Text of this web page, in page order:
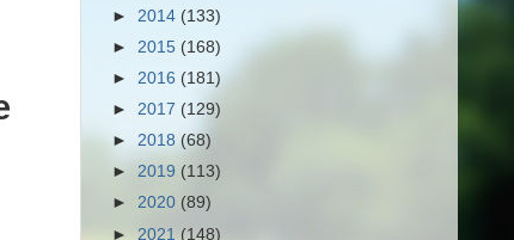
► 2014 (133)
► 2015 (168)
► 2016 (181)
► 2017 (129)
► 2018 (68)
► 2019 (113)
► 2020 (89)
► 2021 (148)